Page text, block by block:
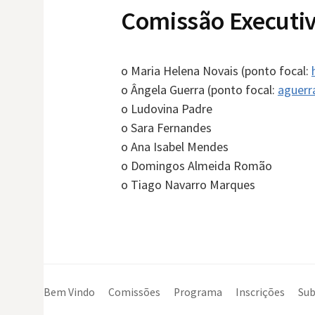
Comissão
o Maria Helena Novais (ponto focal:
o Ângela Guerra (ponto focal:
o Ludovina Padre
o Sara Fernandes
o Ana Isabel Mendes
o Domingos Almeida Romão
o Tiago Navarro Marques
Bem Vindo Comissões Programa Inscrições